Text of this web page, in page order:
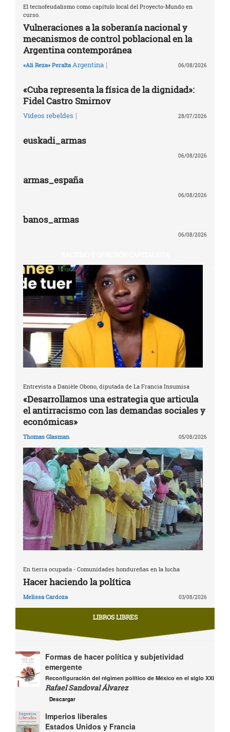
El tecnofeudalismo como capítulo local del Proyecto-Mundo en
curso.
Vulneraciones a la soberanía nacional y
mecanismos de control poblacional en la
Argentina contemporánea
«Ali Reza» Peralta Argentina | 06/08/2026
«Cuba representa la física de la dignidad»:
Fidel Castro Smirnov
Vídeos rebeldes | 28/07/2026
euskadi_armas
06/08/2026
armas_españa
06/08/2026
banos_armas
06/08/2026
Entrevista a Danièle Obono, diputada de La Francia Insumisa
«Desarrollamos una estrategia que articula
el antirracismo con las demandas sociales y
económicas»
Thomas Glasman 05/08/2026
En tierra ocupada - Comunidades hondureñas en la lucha
Hacer haciendo la política
Melissa Cardoza 03/08/2026
LIBROS LIBRES
Formas de hacer política y subjetividad
emergente
Reconfiguración del régimen político de México en el siglo XXI
Rafael Sandoval Álvarez
Descargar
Imperios liberales
Estados Unidos y Francia